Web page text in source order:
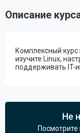
Описание
Комплексный
изучите Linux,
поддерживать IT-
Не